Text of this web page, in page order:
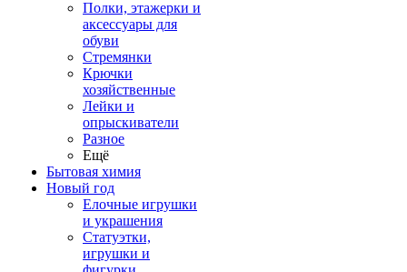
Полки, этажерки и
аксессуары для
обуви
Стремянки
Крючки
хозяйственные
Лейки и
опрыскиватели
Разное
Ещё
Бытовая химия
Новый год
Елочные игрушки
и украшения
Статуэтки,
игрушки и